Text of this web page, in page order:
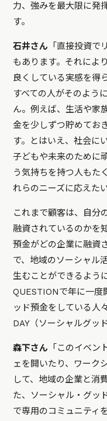
力、強みを最大限に発
す。
石井さん 「直接投資
もあります。それによ
良くしている実感を得
すべての人がそのよう
ん。例えば、生活や家
金を少しずつ貯めてお
す。とはいえ、社会に
子どもや未来のために
う気持ちを持つ人もた
れらのニーズに応えた
これまで顧客は、自分
融資されているのかを
預金がどの企業に融資
で、地域のソーシャル
生むことができるよう
QUESTIONで年に一度
ッド預金をしている人
DAY（ソーシャルグッ
森下さん 「このイベン
ェを開いたり、ワーク
して、地域の企業と消
た、ソーシャル・グッ
で専用のコミュニティ